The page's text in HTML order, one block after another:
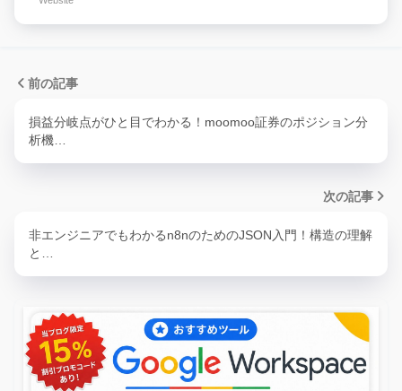
前の記事
損益分岐点がひと目でわかる！moomoo証券のポジション分
析機…
次の記事
非エンジニアでもわかるn8nのためのJSON入門！構造の理解
と…